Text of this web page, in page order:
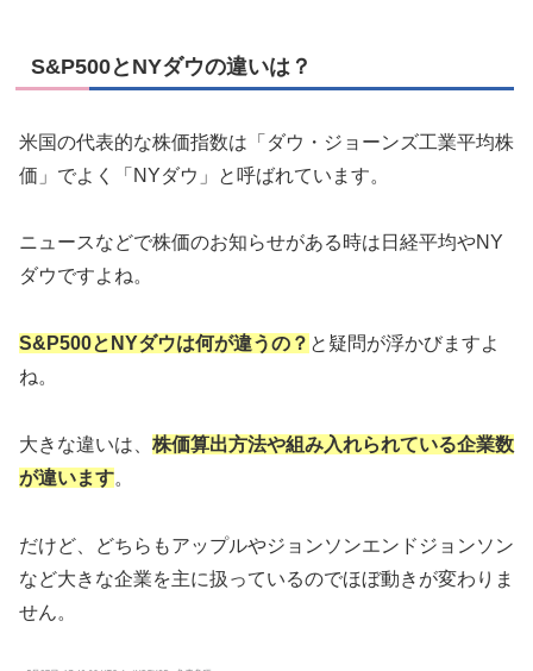
S&P500とNYダウの違いは？
米国の代表的な株価指数は「ダウ・ジョーンズ工業平均株
価」でよく「NYダウ」と呼ばれています。
ニュースなどで株価のお知らせがある時は日経平均やNY
ダウですよね。
S&P500とNYダウは何が違うの？ と疑問が浮かびますよ
ね。
大きな違いは、 株価算出方法や組み入れられている企業数
が違います。
だけど、どちらもアップルやジョンソンエンドジョンソン
など大きな企業を主に扱っているのでほぼ動きが変わりま
せん。